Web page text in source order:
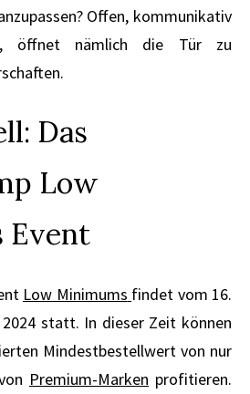
Offen, kommunikativ
öffnet nämlich die Tür zu
Das
Low
Event
Low Minimums findet vom 16.
statt. In dieser Zeit können
Mindestbestellwert von nur
Premium-Marken profitieren.